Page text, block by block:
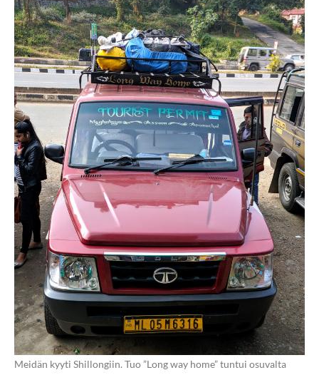
Meidän kyyti Shillongiin. Tuo ”Long way home” tuntui osuvalta